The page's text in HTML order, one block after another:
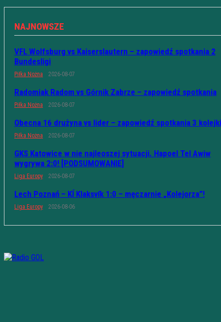
NAJNOWSZE
VFL Wolfsburg vs Kaiserslautern – zapowiedź spotkania 2
Bundesligi
Piłka Nożna 2026-08-07
Radomiak Radom vs Górnik Zabrze – zapowiedź spotkania
Piłka Nożna 2026-08-07
Obecna 16 drużyna vs lider – zapowiedź spotkania 3 kolejki
Piłka Nożna 2026-08-07
GKS Katowice w nie najleoszej sytuacji. Hapoel Tel Awiw
wygrywa 2:0! [PODSUMOWANIE]
Liga Europy 2026-08-07
Lech Poznań – KÍ Klaksvík 1:0 – męczarnie „Kolejorza”!
Liga Europy 2026-08-06